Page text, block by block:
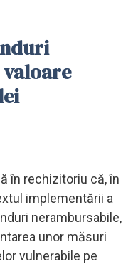
în rechizitoriu că, în
implementării a
nerambursabile,
unor măsuri
vulnerabile pe